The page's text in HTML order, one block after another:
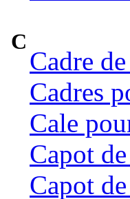
C
Cadre
Cadres
Cale
Capot
Capot